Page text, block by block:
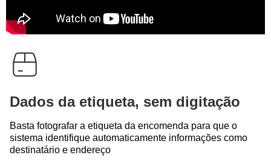
Dados da etiqueta, sem digitação
Basta fotografar a etiqueta da encomenda para que o
sistema identifique automaticamente informações como
destinatário e endereço